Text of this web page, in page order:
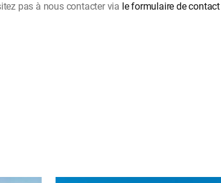
pas à nous contacter via le formulaire de contact